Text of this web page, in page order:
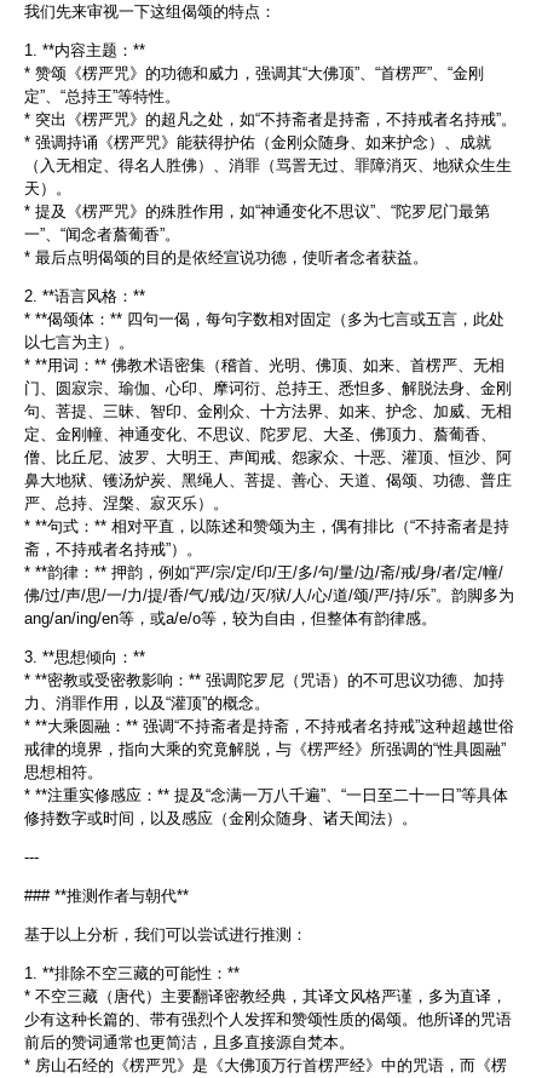
我们先来审视一下这组偈颂的特点：
1. **内容主题：**
* 赞颂《楞严咒》的功德和威力，强调其“大佛顶”、“首楞严”、“金刚
定”、“总持王”等特性。
* 突出《楞严咒》的超凡之处，如“不持斋者是持斋，不持戒者名持戒”。
* 强调持诵《楞严咒》能获得护佑（金刚众随身、如来护念）、成就
（入无相定、得名人胜佛）、消罪（骂詈无过、罪障消灭、地狱众生生
天）。
* 提及《楞严咒》的殊胜作用，如“神通变化不思议”、“陀罗尼门最第
一”、“闻念者薝葡香”。
* 最后点明偈颂的目的是依经宣说功德，使听者念者获益。
2. **语言风格：**
* **偈颂体：** 四句一偈，每句字数相对固定（多为七言或五言，此处
以七言为主）。
* **用词：** 佛教术语密集（稽首、光明、佛顶、如来、首楞严、无相
门、圆寂宗、瑜伽、心印、摩诃衍、总持王、悉怛多、解脱法身、金刚
句、菩提、三昧、智印、金刚众、十方法界、如来、护念、加威、无相
定、金刚幢、神通变化、不思议、陀罗尼、大圣、佛顶力、薝葡香、
僧、比丘尼、波罗、大明王、声闻戒、怨家众、十恶、灌顶、恒沙、阿
鼻大地狱、镬汤炉炭、黑绳人、菩提、善心、天道、偈颂、功德、普庄
严、总持、涅槃、寂灭乐）。
* **句式：** 相对平直，以陈述和赞颂为主，偶有排比（“不持斋者是持
斋，不持戒者名持戒”）。
* **韵律：** 押韵，例如“严/宗/定/印/王/多/句/量/边/斋/戒/身/者/定/幢/
佛/过/声/思/一/力/提/香/气/戒/边/灭/狱/人/心/道/颂/严/持/乐”。韵脚多为
ang/an/ing/en等，或a/e/o等，较为自由，但整体有韵律感。
3. **思想倾向：**
* **密教或受密教影响：** 强调陀罗尼（咒语）的不可思议功德、加持
力、消罪作用，以及“灌顶”的概念。
* **大乘圆融：** 强调“不持斋者是持斋，不持戒者名持戒”这种超越世俗
戒律的境界，指向大乘的究竟解脱，与《楞严经》所强调的“性具圆融”
思想相符。
* **注重实修感应：** 提及“念满一万八千遍”、“一日至二十一日”等具体
修持数字或时间，以及感应（金刚众随身、诸天闻法）。
---
### **推测作者与朝代**
基于以上分析，我们可以尝试进行推测：
1. **排除不空三藏的可能性：**
* 不空三藏（唐代）主要翻译密教经典，其译文风格严谨，多为直译，
少有这种长篇的、带有强烈个人发挥和赞颂性质的偈颂。他所译的咒语
前后的赞词通常也更简洁，且多直接源自梵本。
* 房山石经的《楞严咒》是《大佛顶万行首楞严经》中的咒语，而《楞